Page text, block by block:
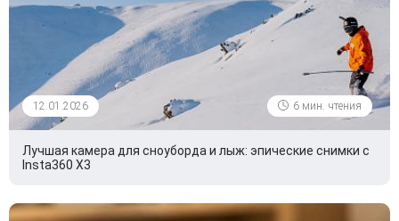
12.01.2026 6 мин. чтения
Лучшая камера для сноуборда и лыж: эпические снимки с
Insta360 X3